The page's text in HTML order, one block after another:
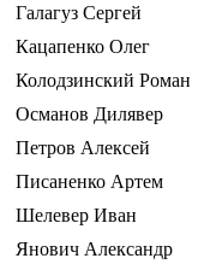
Галагуз Сергей
Кацапенко Олег
Колодзинский Роман
Османов Дилявер
Петров Алексей
Писаненко Артем
Шелевер Иван
Янович Александр